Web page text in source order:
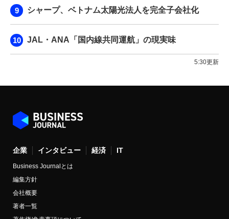
シャープ、ベトナム太陽光法人を完全子会社化
JAL・ANA「国内線共同運航」の現実味
5:30更新
企業 インタビュー 経済 IT
Business Journalとは
編集方針
会社概要
著者一覧